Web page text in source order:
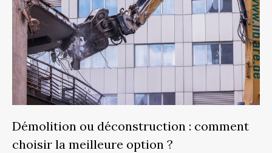
Démolition ou déconstruction : comment
choisir la meilleure option ?